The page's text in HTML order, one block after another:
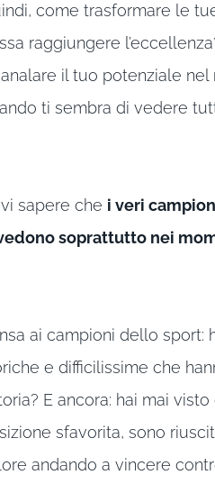
come trasformare le
raggiungere
il tuo potenziale
ti sembra di vedere
sapere che i veri
soprattutto nei
ai campioni dello sport:
e difficilissime che
E ancora: hai mai
sfavorita, sono
andando a vincere